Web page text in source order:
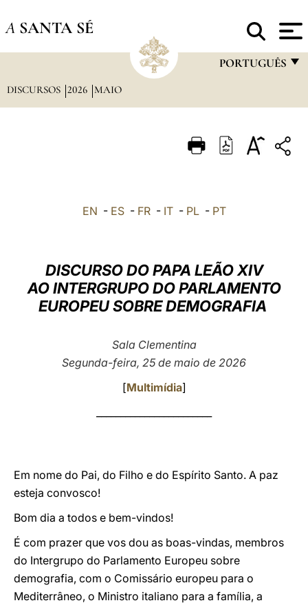
A SANTA SÉ
PORTUGUÊS
ITALIANO
العربيّة
中文
DISCURSOS 2026 MAIO
EN - ES- FR- IT- PL- PT
DISCURSO DO PAPA LEÃO XIV
AO INTERGRUPO DO PARLAMENTO
EUROPEU SOBRE DEMOGRAFIA
Sala Clementina
Segunda-feira, 25 de maio de 2026
[Multimídia]
Em nome do Pai, do Filho e do Espírito Santo. A paz
esteja convosco!
Bom dia a todos e bem-vindos!
É com prazer que vos dou as boas-vindas, membros
do Intergrupo do Parlamento Europeu sobre
demografia, com o Comissário europeu para o
Mediterrâneo, o Ministro italiano para a família, a